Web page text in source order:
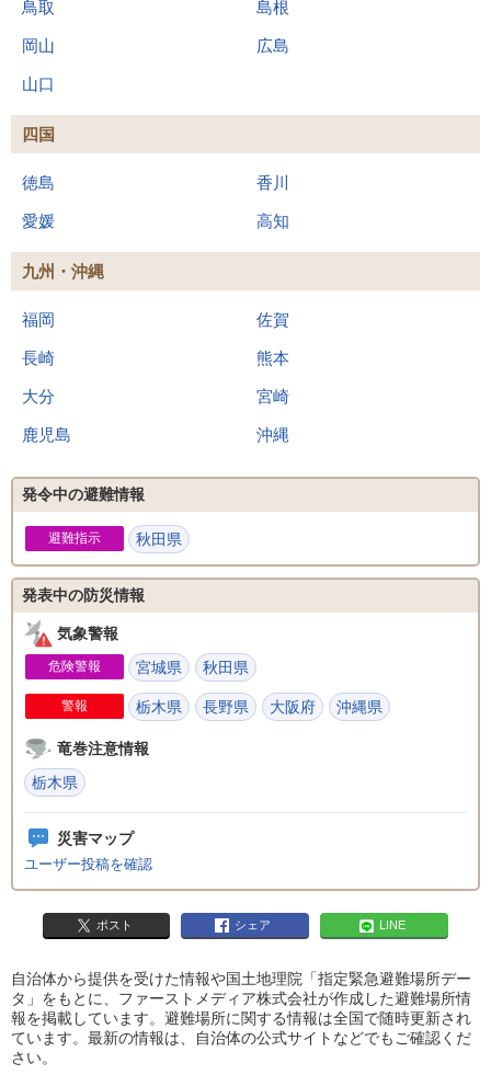
鳥取 島根
岡山 広島
山口
四国
徳島 香川
愛媛 高知
九州・沖縄
福岡 佐賀
長崎 熊本
大分 宮崎
鹿児島 沖縄
発令中の避難情報
避難指示 秋田県
発表中の防災情報
気象警報
危険警報 宮城県 秋田県
警報 栃木県 長野県 大阪府 沖縄県
竜巻注意情報
栃木県
災害マップ
ユーザー投稿を確認
ポスト シェア LINE
自治体から提供を受けた情報や国土地理院「指定緊急避難場所デー
タ」をもとに、ファーストメディア株式会社が作成した避難場所情
報を掲載しています。避難場所に関する情報は全国で随時更新され
ています。最新の情報は、自治体の公式サイトなどでもご確認くだ
さい。